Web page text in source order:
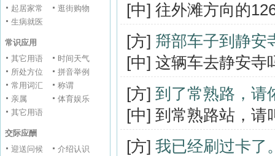
起居家常
逛街购物
生病就医
常识应用
其它用语
时间天气
所处方位
拼音举例
常用词汇
称谓
亲属
体育娱乐
其它用语
交际应酬
迎送问候
介绍认识
[中] 往外滩方向的
[方] 搿部车子到静安
[中] 这辆车去静安寺
[方] 到了常熟路，请
[中] 到常熟路站，请
[方] 我已经刷过卡了